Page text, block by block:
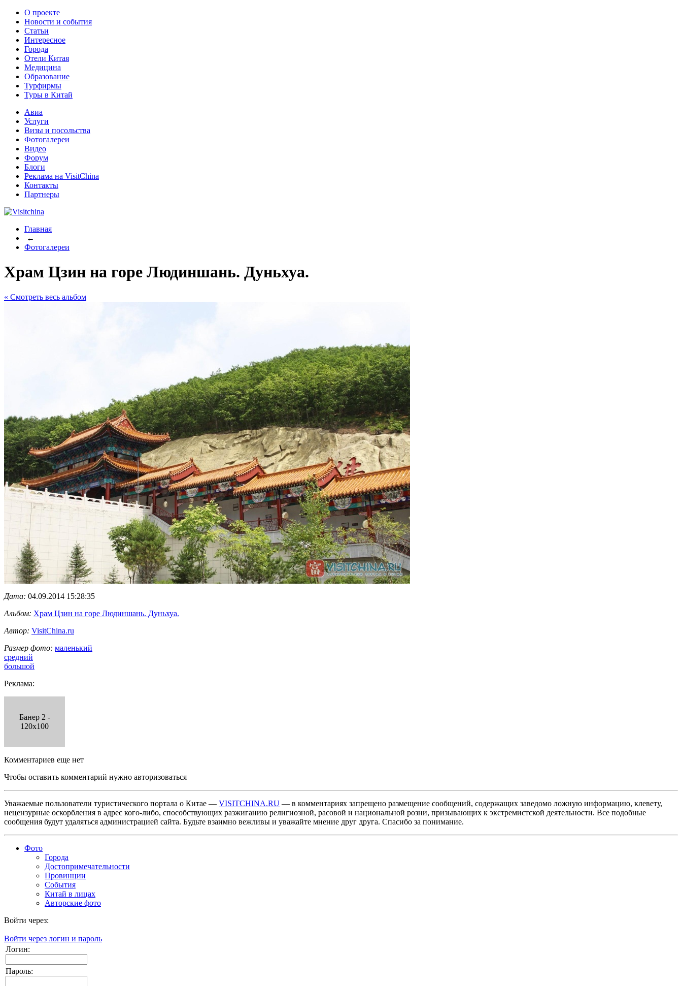
О проекте
Новости и события
Статьи
Интересное
Города
Отели Китая
Медицина
Образование
Турфирмы
Туры в Китай
Авиа
Услуги
Визы и посольства
Фотогалереи
Видео
Форум
Блоги
Реклама на VisitChina
Контакты
Партнеры
Главная
←
Фотогалереи
Храм Цзин на горе Людиншань. Дуньхуа.
« Cмотреть весь альбом
Дата: 04.09.2014 15:28:35
Альбом: Храм Цзин на горе Людиншань. Дуньхуа.
Автор: VisitChina.ru
Размер фото: маленький
средний
большой
Реклама:
Банер 2 -
120x100
Комментариев еще нет
Чтобы оставить комментарий нужно авторизоваться
Уважаемые пользователи туристического портала о Китае — VISITCHINA.RU — в комментариях запрещено размещение сообщений, содержащих заведомо ложную информацию, клевету,
нецензурные оскорбления в адрес кого-либо, способствующих разжиганию религиозной, расовой и национальной розни, призывающих к экстремистской деятельности. Все подобные
сообщения будут удаляться администрацией сайта. Будьте взаимно вежливы и уважайте мнение друг друга. Спасибо за понимание.
Фото
Города
Достопримечательности
Провинции
События
Китай в лицах
Авторские фото
Войти через:
Войти через логин и пароль
Логин:
Пароль: